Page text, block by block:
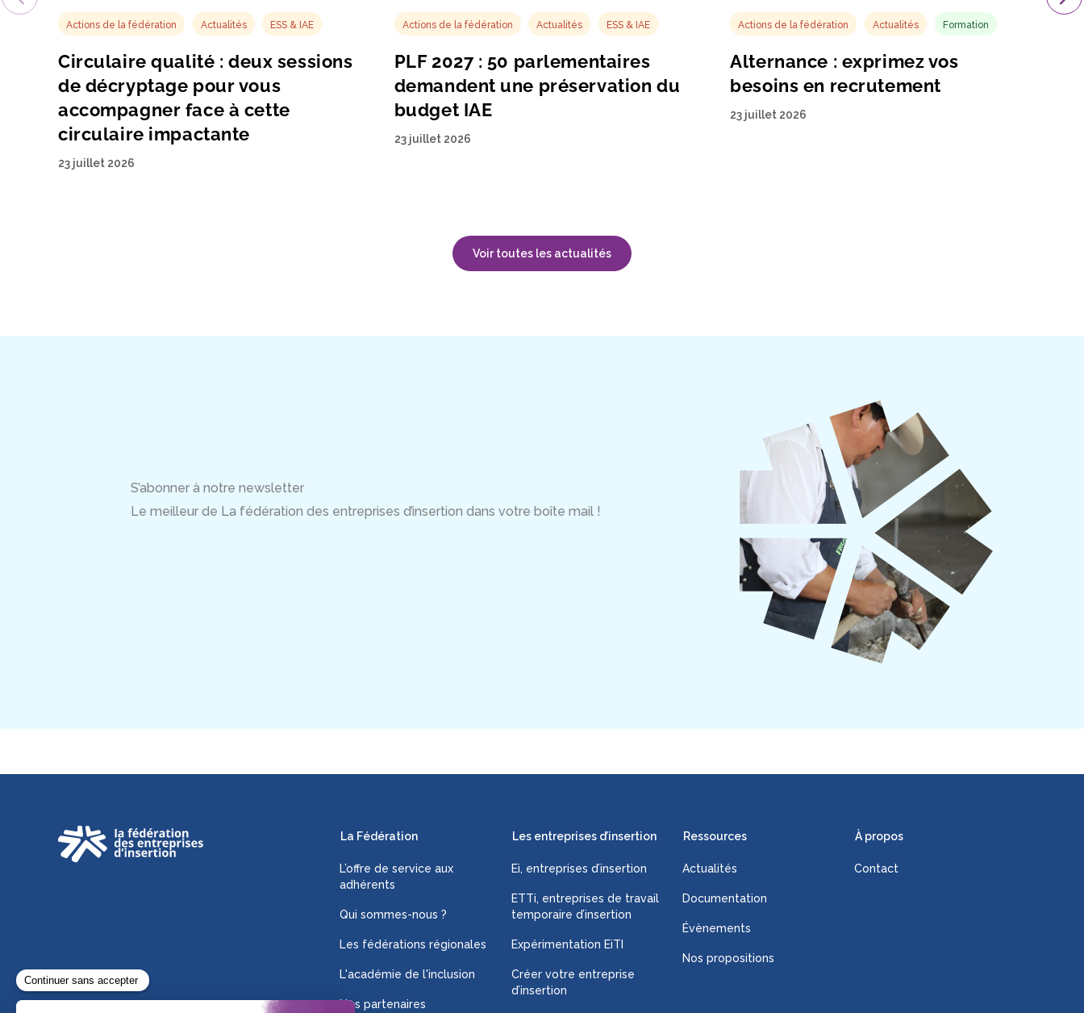
Actions de la fédération Actualités ESS & IAE
Circulaire qualité : deux sessions
de décryptage pour vous
accompagner face à cette
circulaire impactante
23 juillet 2026
Actions de la fédération Actualités ESS & IAE
PLF 2027 : 50 parlementaires
demandent une préservation du
budget IAE
23 juillet 2026
Actions de la fédération Actualités Formation
Alternance : exprimez vos
besoins en recrutement
23 juillet 2026
Voir toutes les actualités
S’abonner à notre newsletter
Le meilleur de La fédération des entreprises d’insertion dans votre boîte mail !
La Fédération
L’offre de service aux
adhérents
Qui sommes-nous ?
Les fédérations régionales
L'académie de l'inclusion
Nos partenaires
Les entreprises d’insertion
Ei, entreprises d’insertion
ETTi, entreprises de travail
temporaire d’insertion
Expérimentation EiTI
Créer votre entreprise
d’insertion
Ressources
Actualités
Documentation
Évènements
Nos propositions
À propos
Contact